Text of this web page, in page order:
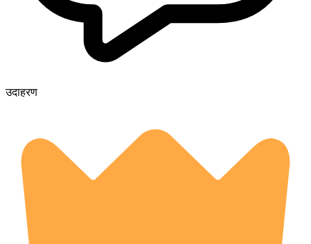
उदाहरण